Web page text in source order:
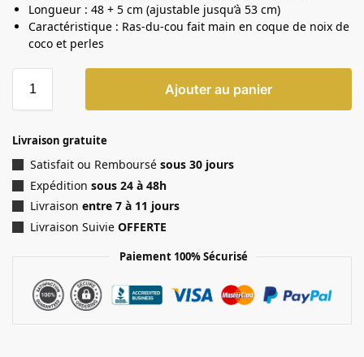
Longueur : 48 + 5 cm (ajustable jusqu’à 53 cm)
Caractéristique : Ras-du-cou fait main en coque de noix de
coco et perles
Ajouter au panier
Livraison gratuite
Satisfait ou Remboursé sous 30 jours
Expédition sous 24 à 48h
Livraison entre 7 à 11 jours
Livraison Suivie OFFERTE
Paiement 100% Sécurisé